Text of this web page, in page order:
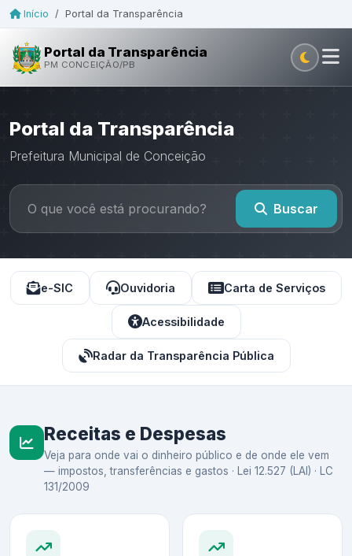
Início / Portal da Transparência
Portal da Transparência
PM CONCEIÇÃO/PB
Portal da Transparência
Prefeitura Municipal de Conceição
Buscar
e-SIC Ouvidoria Carta de Serviços
Acessibilidade
Radar da Transparência Pública
Receitas e Despesas
Veja para onde vai o dinheiro público e de onde ele vem
— impostos, transferências e gastos · Lei 12.527 (LAI) · LC
131/2009